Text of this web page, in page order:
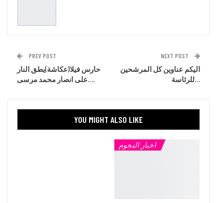
PREV POST
حارس فيلا(عكاشة)يطق النار
على انصار محمد مرسى….
NEXT POST
اليكم عناوين كل المرشحين
للرئاسة…
YOU MIGHT ALSO LIKE
اخبار النجوم